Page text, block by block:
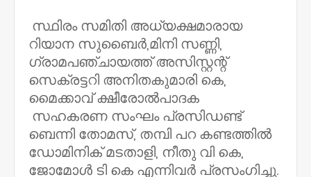
സ്ഥിരം സമിതി അധ്യക്ഷമാരായ
റിയാന സുബൈർ,മിനി സണ്ണി,
ഗ്രാമപഞ്ചായത്ത് അസിസ്റ്റന്റ്
സെക്രട്ടറി അനിതകുമാരി കെ,
മൈക്കാവ് ക്ഷീരോൽപാദക
സഹകരണ സംഘം പ്രസിഡണ്ട്
ബെന്നി തോമസ്, തമ്പി പറ കണ്ടത്തിൽ
ഡോമിനിക് മടതാളി, നീതു വി കെ,
ജോമോൾ ടി കെ എന്നിവർ പ്രസംഗിച്ചു.